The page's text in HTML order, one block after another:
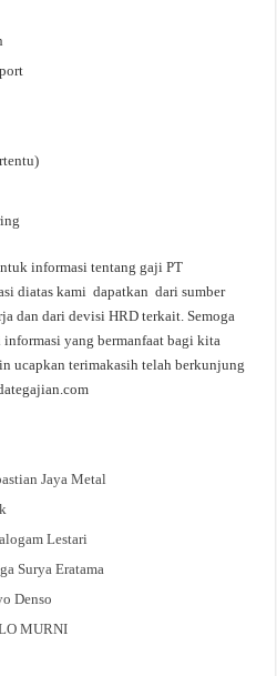
informasi tentang gaji PT
diatas kami dapatkan dari sumber
dan dari devisi HRD terkait. Semoga
yang bermanfaat bagi kita
ucapkan terimakasih telah berkunjung
Jaya Metal
Lestari
Surya Eratama
Denso
MURNI